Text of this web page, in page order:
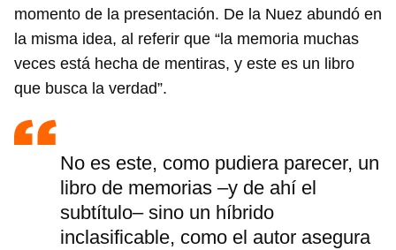
momento de la presentación. De la Nuez abundó en
la misma idea, al referir que “la memoria muchas
veces está hecha de mentiras, y este es un libro
que busca la verdad”.
No es este, como pudiera parecer, un
libro de memorias –y de ahí el
subtítulo– sino un híbrido
inclasificable, como el autor asegura